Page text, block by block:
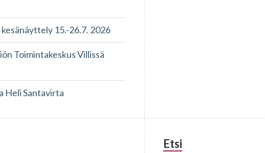
15.-26.7. 2026
Toimintakeskus Villissä
Heli Santavirta
Etsi